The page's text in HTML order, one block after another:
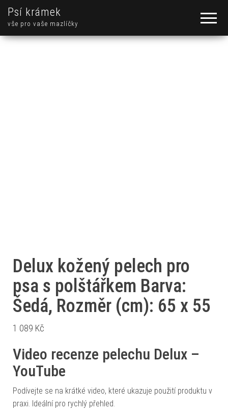
Psí krámek
vše pro vaše mazlíčky
Delux kožený pelech pro
psa s polštářkem Barva:
Šedá, Rozměr (cm): 65 x 55
1 089 Kč
Video recenze pelechu Delux –
YouTube
Podívejte se na krátké video, které ukazuje použití produktu v
praxi. Ideální pro rychlý přehled.